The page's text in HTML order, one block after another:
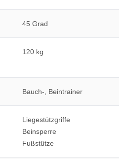
45 Grad
120 kg
Bauch-, Beintrainer
Liegestützgriffe
Beinsperre
Fußstütze